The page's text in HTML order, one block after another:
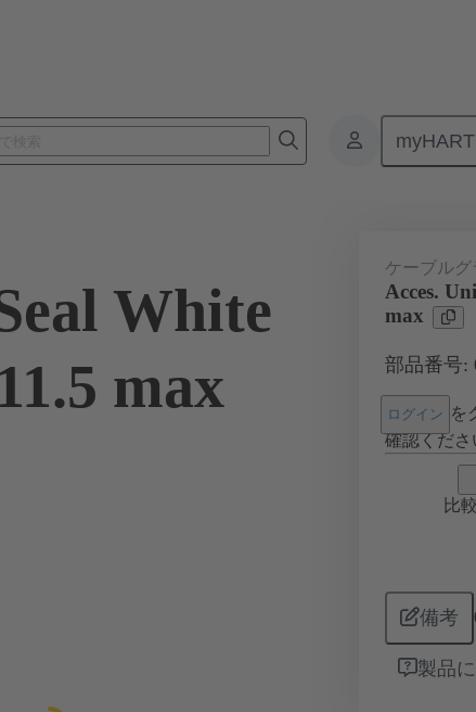
ケーブルグランド 09
White
max
ケーブルグ
Acces.
max
部品番号:
ログイン を
確認くださ
比
備考
製品